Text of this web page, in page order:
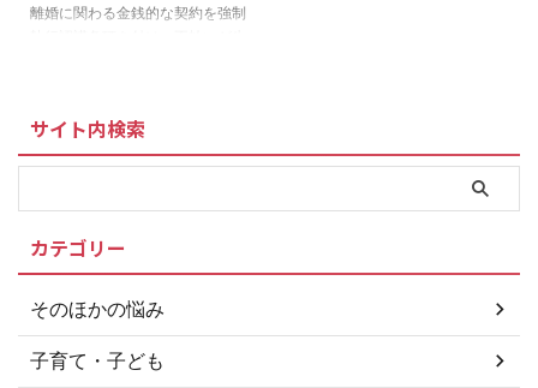
助」について 甲賀市は養育費の
離婚に関わる金銭的な契約を強制
ができるのが公正証書を作成する
メリットです。しかし、利用する
る契約（評価）額の大きさ（養育
費、財産分与などの額）に応じて
高くなる仕組みになっています。
それぞれの離婚契約によって手数
料額は異なりますが、およそ3万
円から8万円程度の公証人手数料
サイト内検索
カテゴリー
そのほかの悩み
子育て・子ども